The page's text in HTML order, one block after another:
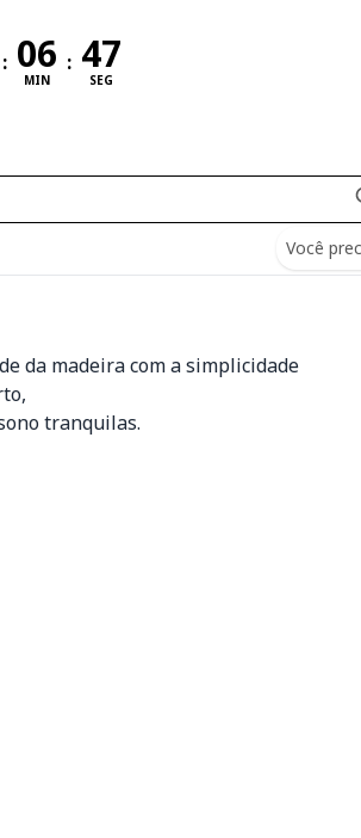
:
MIN
:
SEG
Você
da madeira com a simplicidade
tranquilas.